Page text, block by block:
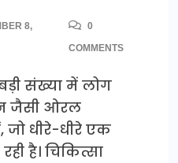
8,
0
COMMENTS
संख्या में लोग
जैसी ओरल
धीरे-धीरे एक
है। चिकित्सा